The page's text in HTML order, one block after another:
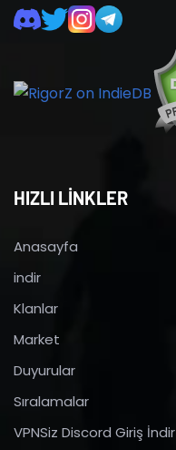
HIZLI LİNKLER
Anasayfa
indir
Klanlar
Market
Duyurular
Sıralamalar
VPNSiz Discord Giriş İndir